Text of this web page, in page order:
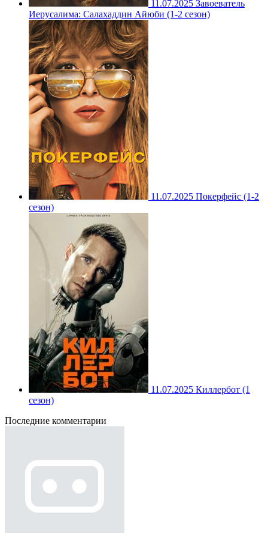
11.07.2025 Завоеватель
Иерусалима: Салахаддин Айюби (1-2 сезон)
11.07.2025 Покерфейс (1-2
сезон)
11.07.2025 Киллербот (1
сезон)
Последние комментарии